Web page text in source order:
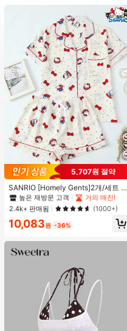
5,707원 절약
SANRIO [Homely Gents]2개/세트 여
성 프린트 라펠 반팔 버튼 포켓 상의
및 보우 반바지 잠옷 세트, 캐주얼 홈
웨어, 봄/여름에 적합
#1 TOP 3위
프라이드 월 여성 파자마 세트
높은 재방문 고객
거의 매진!
#1 TOP 3위
프라이드 월 여성 파자마 세트
높은 재방문 고객
거의 매진!
#1 TOP 3위
프라이드 월 여성 파자마 세트
높은 재방문 고객
거의 매진!
#1 TOP 3위
프라이드 월 여성 파자마 세트
높은 재방문 고객
2.4k+ 판매됨 (1000+)
10,083원 -36%